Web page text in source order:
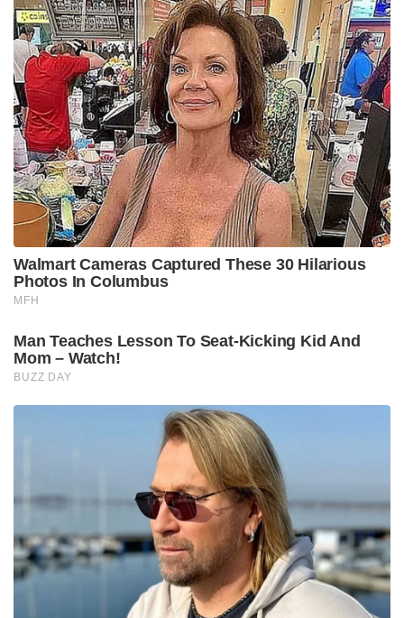
Walmart Cameras Captured These 30 Hilarious
Photos In Columbus
MFH
Man Teaches Lesson To Seat-Kicking Kid And
Mom – Watch!
BUZZ DAY